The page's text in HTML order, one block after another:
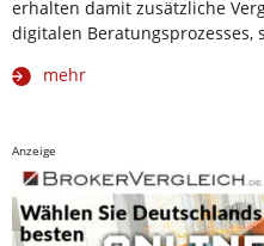
erhalten damit zusätzliche
digitalen Beratungsprozesses,
mehr
Anzeige